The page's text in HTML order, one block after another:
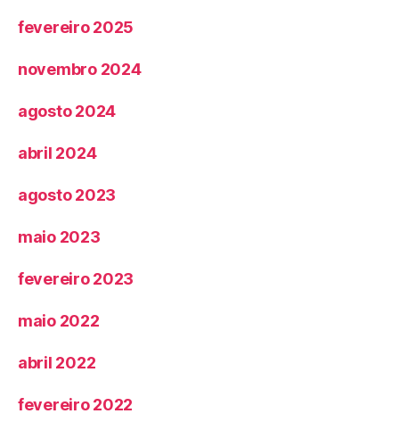
fevereiro 2025
novembro 2024
agosto 2024
abril 2024
agosto 2023
maio 2023
fevereiro 2023
maio 2022
abril 2022
fevereiro 2022